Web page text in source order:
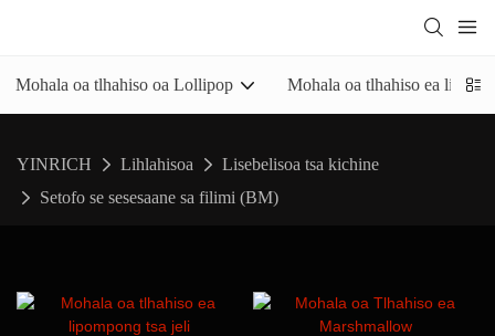
Mohala oa tlhahiso oa Lollipop Mohala oa tlhahiso ea
YINRICH Lihlahisoa
Lisebelisoa tsa kichine
Setofo se sesesaane sa filimi (BM)